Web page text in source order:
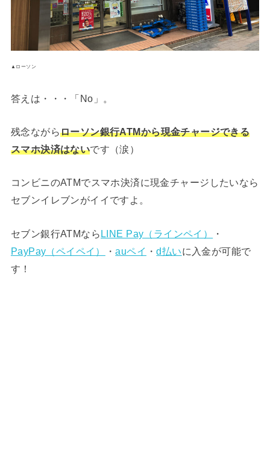
▲ローソン
答えは・・・「No」。
残念ながらローソン銀行ATMから現金チャージできる
スマホ決済はないです（涙）
コンビニのATMでスマホ決済に現金チャージしたいなら
セブンイレブンがイイですよ。
セブン銀行ATMならLINE Pay（ラインペイ）
・
PayPay（ペイペイ）
・auペイ ・d払いに入金が可能で
す！